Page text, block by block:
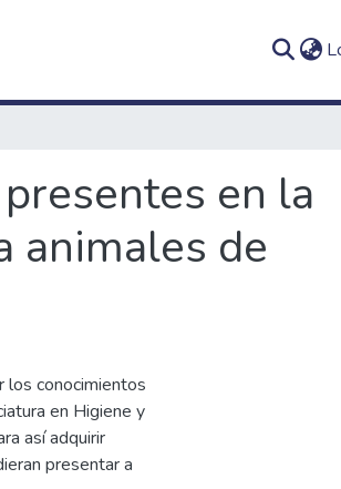
en la
animales de
los conocimientos
en Higiene y
así adquirir
presentar a